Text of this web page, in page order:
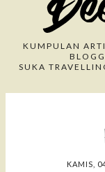
KUMPULAN
SUKA
KAMIS,